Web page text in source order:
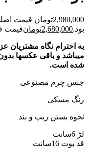
2,980,000تومان
بود.2,680,000تومانقیمت فعلی:
به احترام نگاه
میباشد و باقی عکسها
شده است.
جنس چرم مصنوعی
رنگ مشکی
نحوه بستن زیپ و بند
لژ 6سانت
قد بوت 16سانت